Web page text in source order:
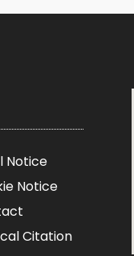
Notice
Notice
Citation